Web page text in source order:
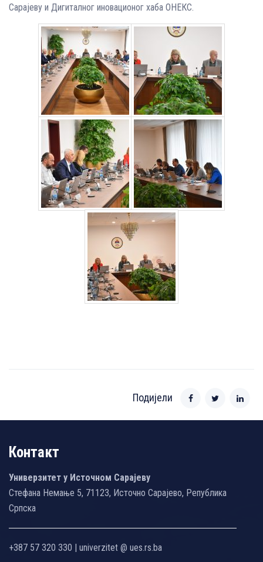
Сарајеву и Дигиталног иновационог хаба ОНЕКС.
Подијели
Контакт
Универзитет у Источном Сарајеву
Стефана Немање 5, 71123, Источно Сарајево, Република
Српска
+387 57 320 330 | univerzitet @ ues.rs.ba